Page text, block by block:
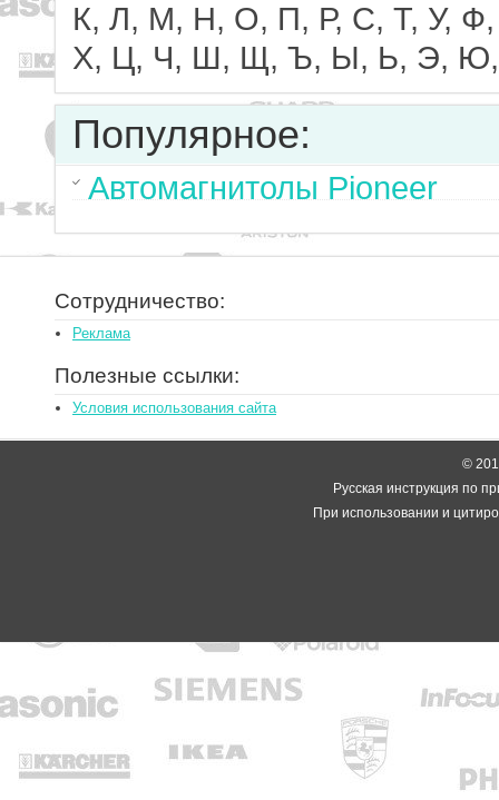
К, Л, М, Н, О, П, Р, С, Т, У, Ф,
Х, Ц, Ч, Ш, Щ, Ъ, Ы, Ь, Э,
Популярное:
Автомагнитолы Pioneer
Сотрудничество:
Реклама
Полезные ссылки:
Условия использования сайта
©
Русская инструкция по
При использовании и